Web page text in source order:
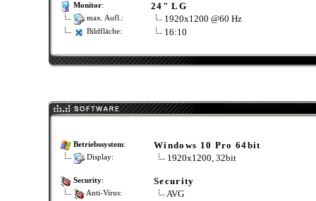
Monitor: 24" LG
max. Aufl.: 1920x1200 @60 Hz
Bildfläche: 16:10
Betriebssystem: Windows 10 Pro 64bit
Display: 1920x1200, 32bit
Security: Security
Anti-Virus: AVG